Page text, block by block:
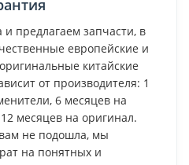
предлагаем запчасти, в
европейские и
китайские
от производителя: 1
6 месяцев на
месяцев на оригинал.
не подошла, мы
на понятных и